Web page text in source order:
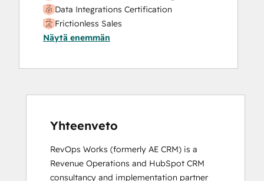
Data Integrations Certification
Frictionless Sales
HubSpot Implementation for Partners
Certification
Inbound
Platform Consulting
Näytä enemmän
Yhteenveto
RevOps Works (formerly AE CRM) is a
Revenue Operations and HubSpot CRM
consultancy and implementation partner